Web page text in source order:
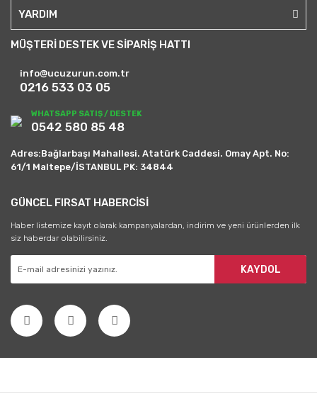
YARDIM
MÜŞTERİ DESTEK VE SİPARİŞ HATTI
info@ucuzurun.com.tr
0216 533 03 05
WHATSAPP SATIŞ / DESTEK
0542 580 85 48
Adres:Bağlarbaşı Mahallesi. Atatürk Caddesi. Omay Apt. No:
61/1 Maltepe/İSTANBUL PK: 34844
GÜNCEL FIRSAT HABERCİSİ
Haber listemize kayıt olarak kampanyalardan, indirim ve yeni ürünlerden ilk
siz haberdar olabilirsiniz.
KAYDOL